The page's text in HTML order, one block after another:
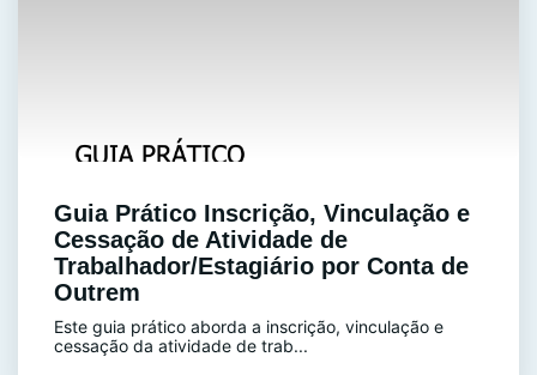
Guia Prático Inscrição, Vinculação e
Cessação de Atividade de
Trabalhador/Estagiário por Conta de
Outrem
Este guia prático aborda a inscrição, vinculação e
cessação da atividade de trab...